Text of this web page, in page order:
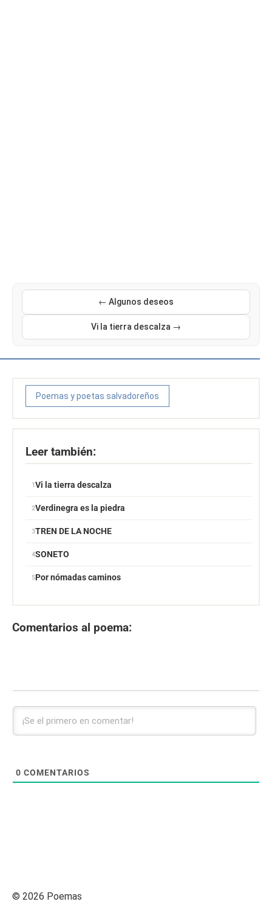
← Algunos deseos
Vi la tierra descalza →
Poemas y poetas salvadoreños
Leer también:
Vi la tierra descalza
Verdinegra es la piedra
TREN DE LA NOCHE
SONETO
Por nómadas caminos
Comentarios al poema:
0 COMENTARIOS
© 2026 Poemas